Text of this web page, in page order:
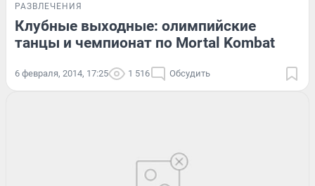
РАЗВЛЕЧЕНИЯ
Клубные выходные: олимпийские
танцы и чемпионат по Mortal Kombat
6 февраля, 2014, 17:25 1 516 Обсудить